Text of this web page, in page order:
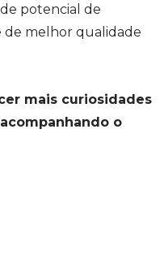
potencial de
de melhor qualidade
mais curiosidades
o